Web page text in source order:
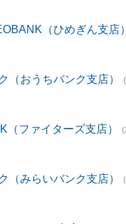
（ひめぎん支店）
（おうちバンク支店）
（ファイターズ支店）
（みらいバンク支店）